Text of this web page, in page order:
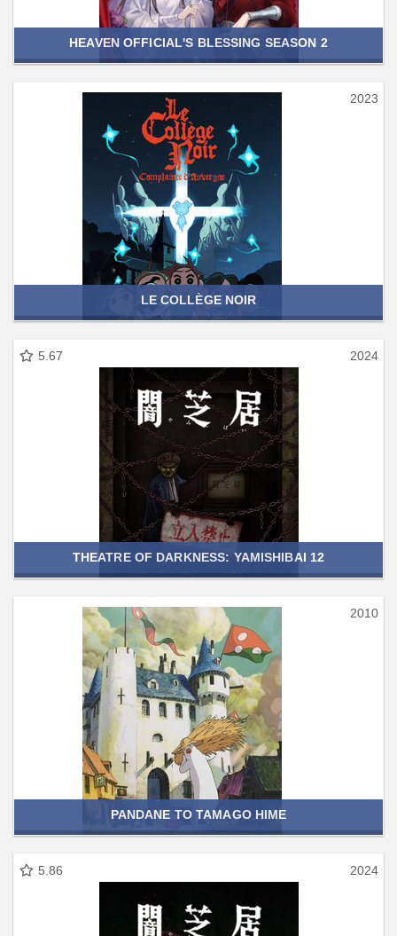
HEAVEN OFFICIAL'S BLESSING SEASON 2
2023
LE COLLÈGE NOIR
5.67 2024
THEATRE OF DARKNESS: YAMISHIBAI 12
2010
PANDANE TO TAMAGO HIME
5.86 2024